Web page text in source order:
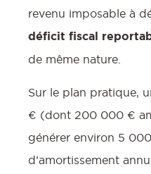
revenu imposable à
déficit fiscal
de même nature.
Sur le plan pratique,
€ (dont 200 000 €
générer environ 5
d’amortissement